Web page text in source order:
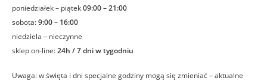
poniedziałek – piątek09:00 – 21:00
sobota:9:00 – 16:00
niedziela – nieczynne
sklep on-line:24h / 7 dni w tygodniu
Uwaga: w święta i dni specjalne godziny mogą się zmieniać – aktualne